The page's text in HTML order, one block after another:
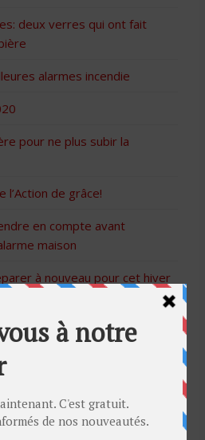
deux verres qui ont fait
alarmes incendie
pour ne plus subir la
l’Action de grâce!
en compte avant
maison
à nouveau pour cet hiver
Moulinex pour votre mère
Une femme infidèle trompe